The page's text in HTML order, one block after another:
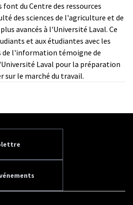
du Centre des ressources
des sciences de l'agriculture et de
avancés à l'Université Laval. Ce
et aux étudiantes avec les
de l'information témoigne de
Laval pour la préparation
sur le marché du travail.